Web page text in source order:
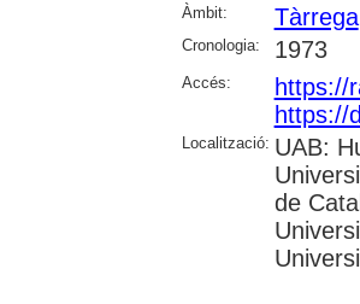
Àmbit: Tàrrega
Cronologia: 1973
Accés:
https://
https://
Localització: UAB:
de